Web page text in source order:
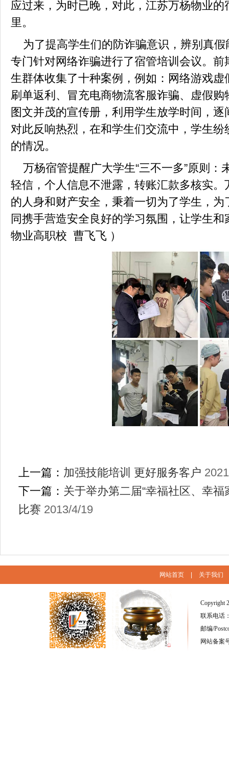
应过来，为时已晚，对此，江苏万杨物业
里。
为了提高学生们的防诈骗意识，辨别真
专门针对网络诈骗进行了宿管培训会议。
生群体收集了十种案例，例如：网络游戏
刷单返利、冒充电商物流客服诈骗、虚假
图文并茂的宣传册，利用学生放学时间，
对此反响热烈，在和学生们交流中，学生
的情况。
万杨宿管提醒广大学生“三不一多”原则
轻信，个人信息不泄露，转账汇款多核实
的人身和财产安全，秉着一切为了学生，
同携手营造安全良好的学习氛围，让学生
物业高职校 曹飞飞 ）
上一篇： 加强技能培训 更好服务客户
下一篇： 关于举办第二届“幸福社区、幸
比赛 2013/4/19
网站首页 关于我们
Copyright
联系电话
邮编/
网站备案